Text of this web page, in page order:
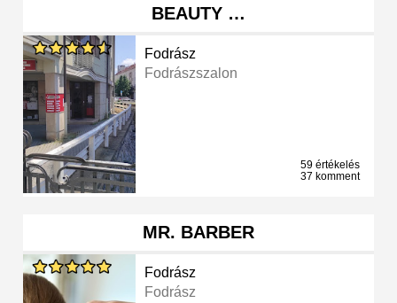
BEAUTY …
Fodrász
Fodrászszalon
59 értékelés
37 komment
MR. BARBER
Fodrász
Fodrász